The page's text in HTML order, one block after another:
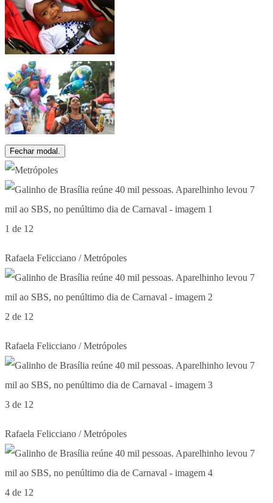
Fechar modal.
1 de 12
Rafaela Felicciano / Metrópoles
2 de 12
Rafaela Felicciano / Metrópoles
3 de 12
Rafaela Felicciano / Metrópoles
4 de 12